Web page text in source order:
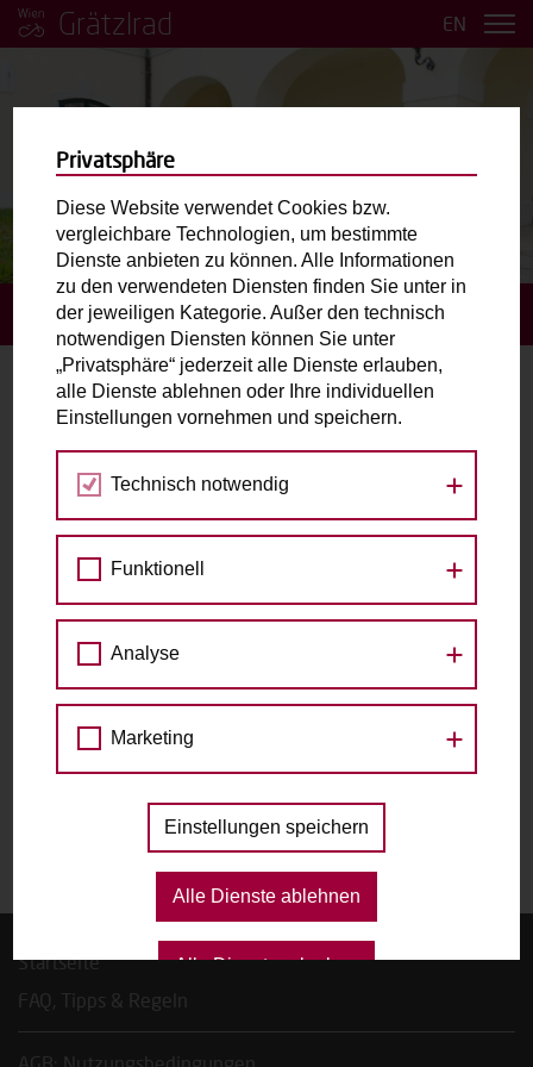
Grätzlrad EN
BILDER ANSEHEN
STARTSEITE BUCHUNGSANFRAGE STELLEN
Buchungsanfrage stellen
Fahrradwerkstatt Flickschuh.
Fahrradwerkstatt Flickschuh / Hetzendorfer Straße 81,
zu den Raddetails
Das gewählte Datum ist nicht verfügbar.
Startseite
FAQ, Tipps & Regeln
Privatsphäre
Diese Website verwendet Cookies bzw.
vergleichbare Technologien, um bestimmte
Dienste anbieten zu können. Alle Informationen
zu den verwendeten Diensten finden Sie unter in
der jeweiligen Kategorie. Außer den technisch
notwendigen Diensten können Sie unter
„Privatsphäre“ jederzeit alle Dienste erlauben,
alle Dienste ablehnen oder Ihre individuellen
Einstellungen vornehmen und speichern.
Technisch notwendig
Funktionell
Analyse
Marketing
Einstellungen speichern
Alle Dienste ablehnen
Alle Dienste erlauben